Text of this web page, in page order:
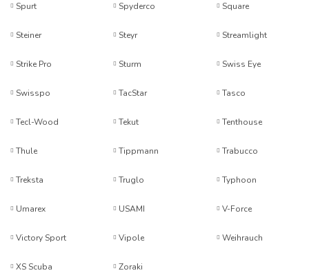
Spurt Spyderco Square
Steiner Steyr Streamlight
Strike Pro Sturm Swiss Eye
Swisspo TacStar Tasco
Tecl-Wood Tekut Tenthouse
Thule Tippmann Trabucco
Treksta Truglo Typhoon
Umarex USAMI V-Force
Victory Sport Vipole Weihrauch
XS Scuba Zoraki